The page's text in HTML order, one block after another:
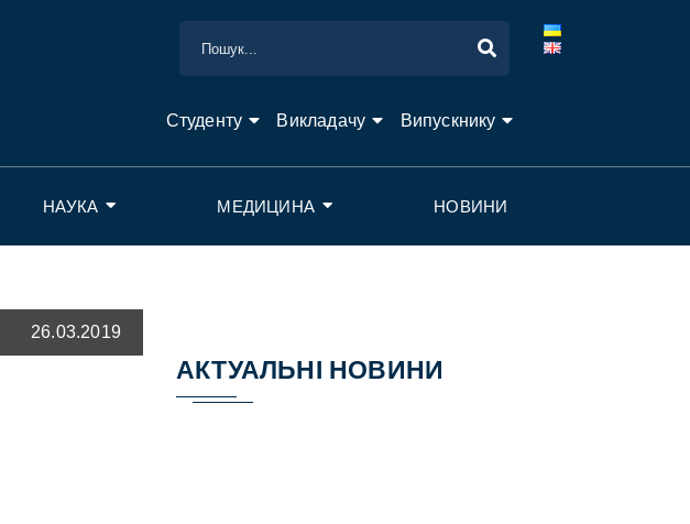
Студенту Викладачу Випускнику
НАУКА МЕДИЦИНА НОВИНИ
26.03.2019
АКТУАЛЬНІ НОВИНИ